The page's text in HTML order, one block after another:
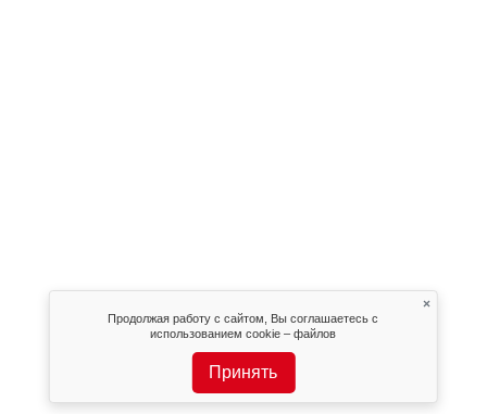
Продолжая работу с сайтом, Вы соглашаетесь с
использованием cookie – файлов
Принять
×